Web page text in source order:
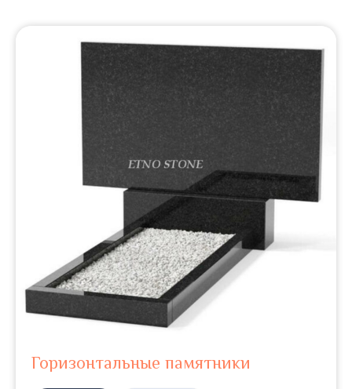
Горизонтальные памятники